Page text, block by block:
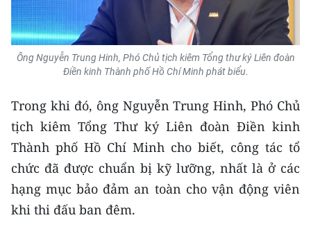
VỀ BÁO NHÂN DÂN
THỜI NAY
NHÂN DÂN HẰNG THÁNG
MUA BÁO
ĐỌC BÁO IN
Ông Nguyễn Trung Hinh, Phó Chủ tịch kiêm Tổng thư ký Liên đoàn
Điền kinh Thành phố Hồ Chí Minh phát biểu.
Trong khi đó, ông Nguyễn Trung Hinh, Phó Chủ
tịch kiêm Tổng Thư ký Liên đoàn Điền kinh
Thành phố Hồ Chí Minh cho biết, công tác tổ
chức đã được chuẩn bị kỹ lưỡng, nhất là ở các
hạng mục bảo đảm an toàn cho vận động viên
khi thi đấu ban đêm.